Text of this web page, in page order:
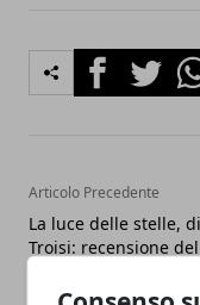
FacebookTwitter
Articolo Precedente
La luce delle stelle,
Troisi: recensione del